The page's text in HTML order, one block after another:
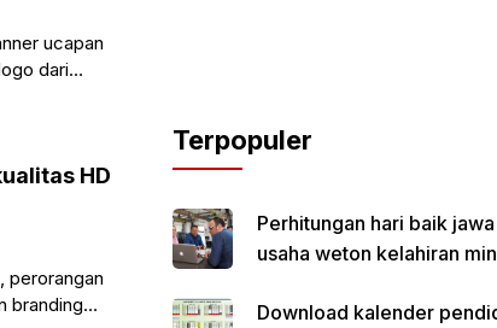
ucapan
dari
HD
perorangan
branding
Terpopuler
Perhitungan hari baik
usaha weton kelahiran
Download kalender